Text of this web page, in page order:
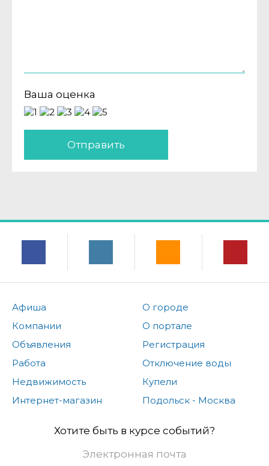
Ваша оценка
Отправить
Афиша
Компании
Объявления
Работа
Недвижимость
Интернет-магазин
О городе
О портале
Регистрация
Отключение воды
Купели
Подольск - Москва
Хотите быть в курсе событий?